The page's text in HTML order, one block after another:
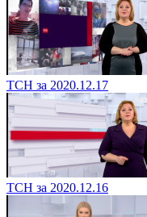
ТСН за 2020.12.17
ТСН за 2020.12.16